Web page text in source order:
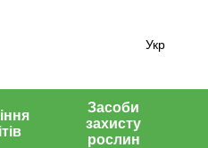
Укр
Засоби
захисту
рослин